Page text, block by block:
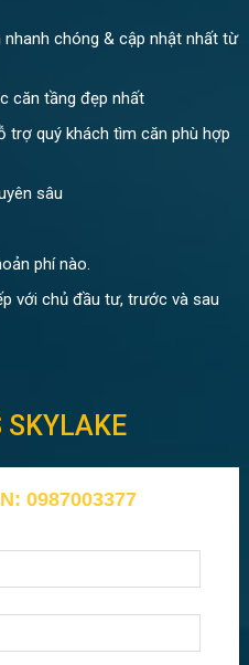
chóng & cập nhật nhất từ
căn tầng đẹp nhất
trợ quý khách tìm căn phù hợp
sâu
phí nào.
với chủ đầu tư, trước và sau
0987003377